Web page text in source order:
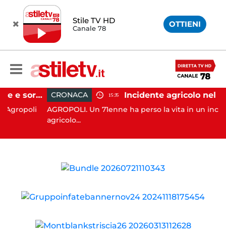
Stile TV HD
Canale 78 OTTIENI
Agropoli, botte a madre e sorella per ottenere denaro: 31enne in carcere CRONACA 15:35
AGROPOLI. Un 71enne ha perso la vita in un incidente
agricolo...